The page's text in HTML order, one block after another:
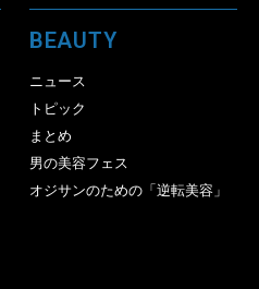
BEAUTY
ニュース
トピック
まとめ
男の美容フェス
オジサンのための「逆転美容」